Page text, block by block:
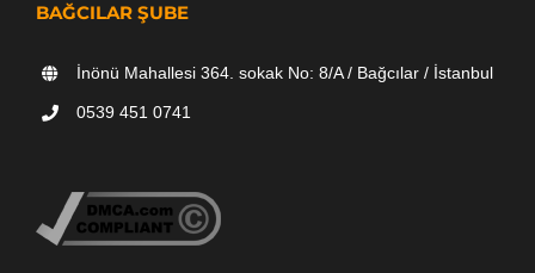
BAĞCILAR ŞUBE
İnönü Mahallesi 364. sokak No: 8/A / Bağcılar / İstanbul
0539 451 0741